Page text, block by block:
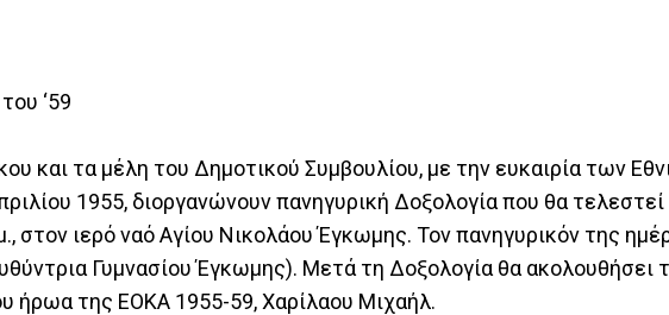
‘59
και τα μέλη του Δημοτικού Συμβουλίου, με την ευκαιρία των
1955, διοργανώνουν πανηγυρική Δοξολογία που θα τελεστεί
στον ιερό ναό Αγίου Νικολάου Έγκωμης. Τον πανηγυρικόν της
Γυμνασίου Έγκωμης). Μετά τη Δοξολογία θα ακολουθήσει
ήρωα της ΕΟΚΑ 1955-59, Χαρίλαου Μιχαήλ.